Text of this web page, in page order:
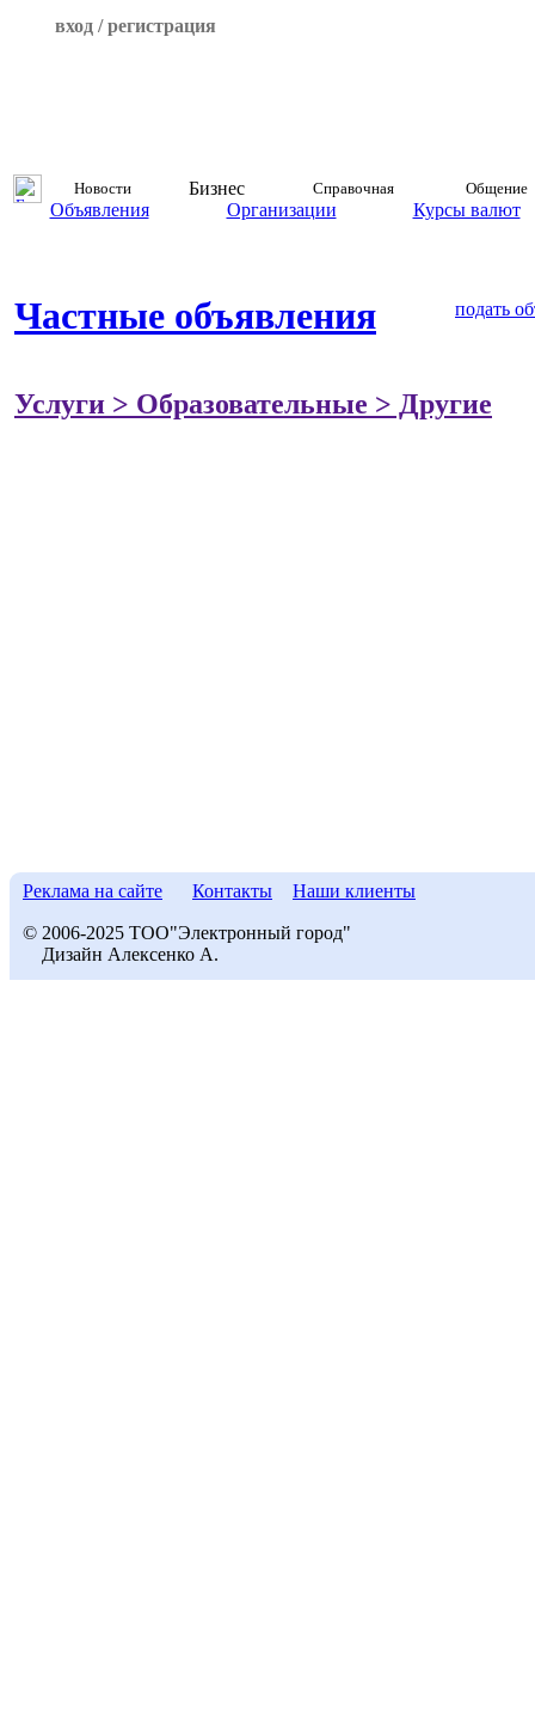
вход / регистрация
Новости Бизнес Справочная Общение
Объявления Организации Курсы валют
Частные объявления подать
Услуги > Образовательные > Другие
Реклама на сайте Контакты Наши клиенты
© 2006-2025 ТОО"Электронный город"
Дизайн Алексенко А.